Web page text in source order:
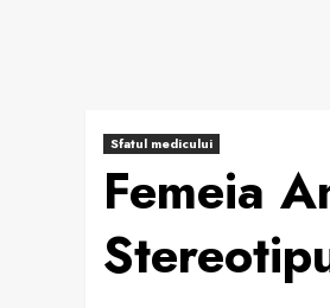
Sfatul medicului
Femeia